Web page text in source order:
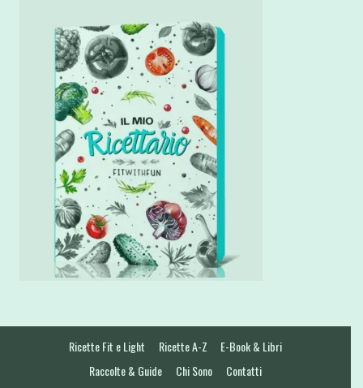
Ricette Fit e Light Ricette A-Z
E-Book & Libri
Raccolte & Guide
Chi Sono Contatti